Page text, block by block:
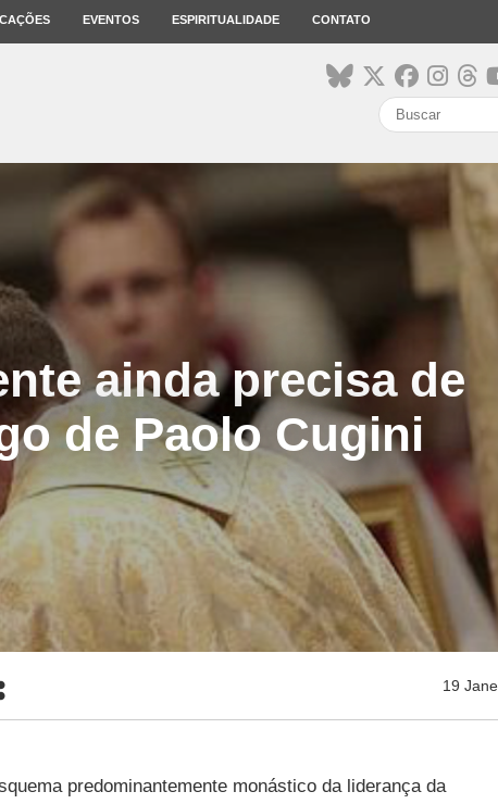
EVENTOS ESPIRITUALIDADE CONTATO
ainda precisa de
de Paolo Cugini
19
predominantemente monástico da liderança da